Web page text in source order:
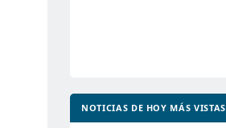
NOTICIAS DE HOY MÁS VISTAS